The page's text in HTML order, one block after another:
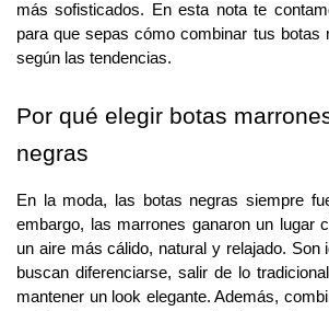
más sofisticados. En esta nota te
para que sepas cómo combinar tus botas
según las tendencias.
Por qué elegir botas
negras
En la moda, las botas negras siempre
embargo, las marrones ganaron un lugar
un aire más cálido, natural y relajado. Son
buscan diferenciarse, salir de lo
mantener un look elegante. Además,